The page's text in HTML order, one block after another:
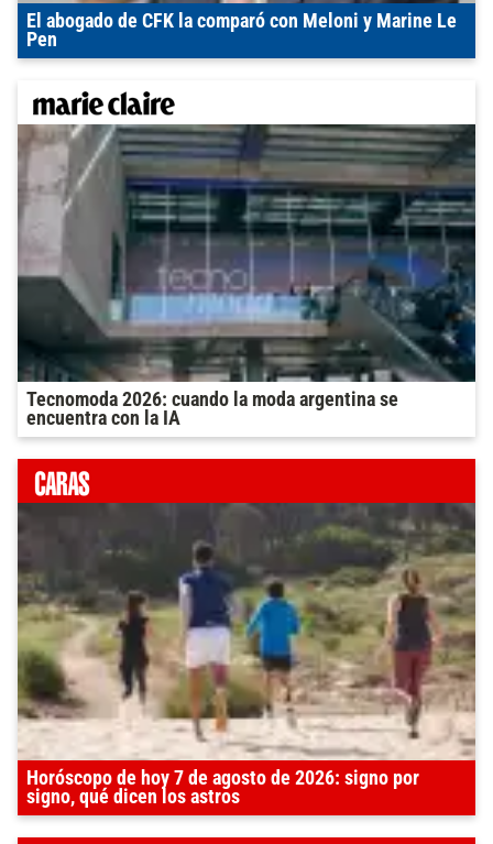
El abogado de CFK la comparó con Meloni y Marine Le
Pen
Tecnomoda 2026: cuando la moda argentina se
encuentra con la IA
Horóscopo de hoy 7 de agosto de 2026: signo por
signo, qué dicen los astros